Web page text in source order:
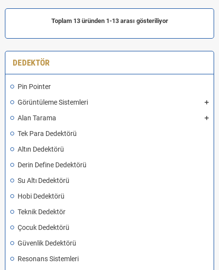
DEDEKTÖR
Pin Pointer
Görüntüleme Sistemleri
Alan Tarama
Tek Para Dedektörü
Altın Dedektörü
Derin Define Dedektörü
Su Altı Dedektörü
Hobi Dedektörü
Teknik Dedektör
Çocuk Dedektörü
Güvenlik Dedektörü
Resonans Sistemleri
Toplam 13 üründen 1-13 arası gösteriliyor